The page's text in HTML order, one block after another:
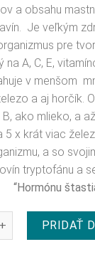
a obsahu
Je veľkým
pre
na A, C, E,
v menšom
a aj horčík.
ako mlieko, a
5 x krát viac
a so
tryptofánu a
“Hormónu
Farmilion mladý
PRIDAŤ